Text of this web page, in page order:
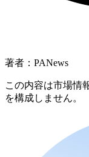
著者：PANews
この内容は市場情
を構成しません。